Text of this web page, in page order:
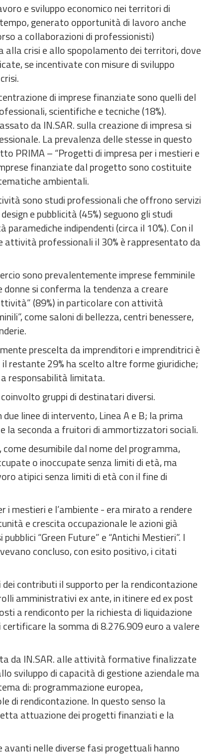
e sviluppo economico nei territori di
generato opportunità di lavoro anche
a collaborazioni di professionisti)
crisi e allo spopolamento dei territori, dove
se incentivate con misure di sviluppo
di imprese finanziate sono quelli del
scientifiche e tecniche (18%).
da IN.SAR. sulla creazione di impresa si
La prevalenza delle stesse in questo
PRIMA – “Progetti di impresa per i mestieri e
finanziate dal progetto sono costituite
ambientali.
sono studi professionali che offrono servizi
e pubblicità (45%) seguono gli studi
indipendenti (circa il 10%). Con il
professionali il 30% è rappresentato da
sono prevalentemente imprese femminile
si conferma la tendenza a creare
(89%) in particolare con attività
come saloni di bellezza, centri benessere,
prescelta da imprenditori e imprenditrici è
restante 29% ha scelto altre forme giuridiche;
responsabilità limitata.
gruppi di destinatari diversi.
linee di intervento, Linea A e B; la prima
la seconda a fruitori di ammortizzatori sociali.
desumibile dal nome del programma,
o inoccupate senza limiti di età, ma
atipici senza limiti di età con il fine di
mestieri e l’ambiente - era mirato a rendere
e crescita occupazionale le azioni già
“Green Future” e “Antichi Mestieri”. I
concluso, con esito positivo, i citati
contributi il supporto per la rendicontazione
amministrativi ex ante, in itinere ed ex post
a rendiconto per la richiesta di liquidazione
la somma di 8.276.909 euro a valere
da IN.SAR. alle attività formative finalizzate
sviluppo di capacità di gestione aziendale ma
di: programmazione europea,
di rendicontazione. In questo senso la
attuazione dei progetti finanziati e la
nelle diverse fasi progettuali hanno